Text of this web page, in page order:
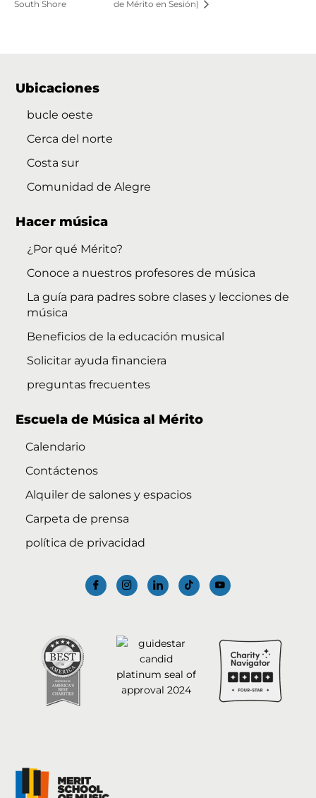
South Shore
de Mérito en Sesión)
Ubicaciones
bucle oeste
Cerca del norte
Costa sur
Comunidad de Alegre
Hacer música
¿Por qué Mérito?
Conoce a nuestros profesores de música
La guía para padres sobre clases y lecciones de
música
Beneficios de la educación musical
Solicitar ayuda financiera
preguntas frecuentes
Escuela de Música al Mérito
Calendario
Contáctenos
Alquiler de salones y espacios
Carpeta de prensa
política de privacidad